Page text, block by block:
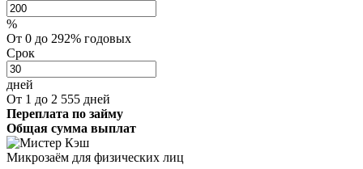
%
От 0 до 292% годовых
Срок
дней
От 1 до 2 555 дней
Переплата по займу
Общая сумма выплат
Микрозаём для физических лиц